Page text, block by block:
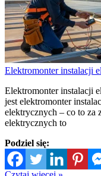
Elektromonter instalacji
Elektromonter instalacji
jest elektromonter
elektrycznych – co to za
elektrycznych to
Podziel się: